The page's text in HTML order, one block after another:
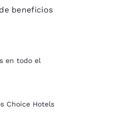
beneficios
en todo el
Choice Hotels